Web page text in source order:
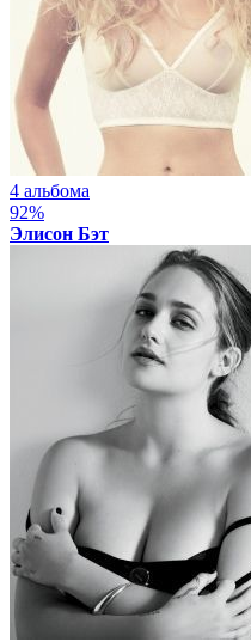
4 альбома
92%
Элисон Бэт